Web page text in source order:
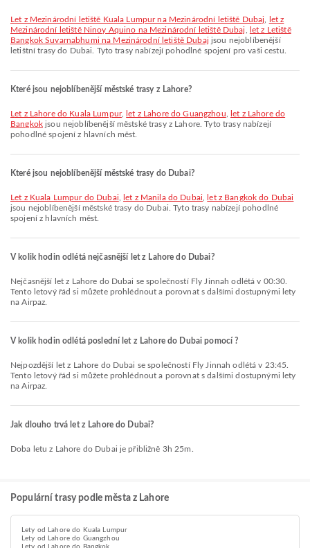
let z Mezinárodní letiště Kuala Lumpur na Mezinárodní letiště Dubaj
let z
Mezinárodní letiště Ninoy Aquino na Mezinárodní letiště Dubaj
let z Letiště
Bangkok Suvarnabhumi na Mezinárodní letiště Dubaj jsou nejoblíbenější
letištní trasy do Dubai. Tyto trasy nabízejí pohodlné spojení pro vaši cestu.
Které jsou nejoblíbenější městské trasy z Lahore?
let z Lahore do Kuala Lumpur, let z Lahore do Guangzhou
let z Lahore do
Bangkokjsou nejoblíbenější městské trasy z Lahore. Tyto trasy nabízejí
pohodlné spojení z hlavních měst.
Které jsou nejoblíbenější městské trasy do Dubai?
let z Kuala Lumpur do Dubai let z Manila do Dubai
let z Bangkok do Dubai
jsou nejoblíbenější městské trasy do Dubai. Tyto trasy nabízejí pohodlné
spojení z hlavních měst.
V kolik hodin odlétá nejčasnější let z Lahore do Dubai?
Nejčasnější let z Lahore do Dubai se společností Fly Jinnah odlétá v 00:30.
Tento letový řád si můžete prohlédnout a porovnat s dalšími dostupnými lety
na Airpaz.
V kolik hodin odlétá poslední let z Lahore do Dubai pomocí ?
Nejpozdější let z Lahore do Dubai se společností Fly Jinnah odlétá v 23:45.
Tento letový řád si můžete prohlédnout a porovnat s dalšími dostupnými lety
na Airpaz.
Jak dlouho trvá let z Lahore do Dubai?
Doba letu z Lahore do Dubai je přibližně 3h 25m.
Populární trasy podle města z Lahore
Lety od Lahore do Kuala Lumpur
Lety od Lahore do Guangzhou
Lety od Lahore do Bangkok